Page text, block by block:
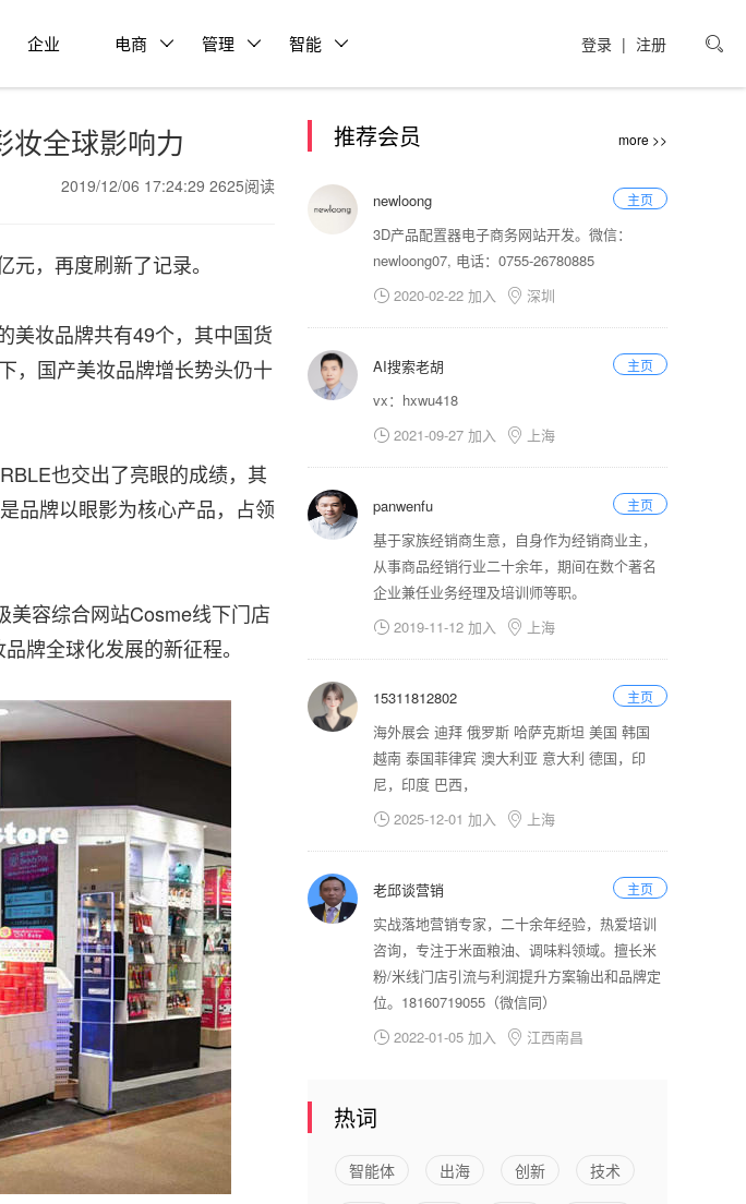

登录 | 注册
企业 电商 管理 智能
妆全球影响力
2019/12/06 17:24:29 2625阅读
，再度刷新了记录。
妆品牌共有49个，其中国货
，国产美妆品牌增长势头仍十
也交出了亮眼的成绩，其
品牌以眼影为核心产品，占领
容综合网站Cosme线下门店
牌全球化发展的新征程。
推荐会员 more >>
主页
newloong
3D产品配置器电子商务网站开发。微信：
newloong07, 电话：0755-26780885
 2020-02-22 加入  深圳
主页
AI搜索老胡
vx：hxwu418
 2021-09-27 加入  上海
主页
panwenfu
基于家族经销商生意，自身作为经销商业主，
从事商品经销行业二十余年，期间在数个著名
企业兼任业务经理及培训师等职。
 2019-11-12 加入  上海
主页
15311812802
海外展会 迪拜 俄罗斯 哈萨克斯坦 美国 韩国
越南 泰国菲律宾 澳大利亚 意大利 德国，印
尼，印度 巴西，
 2025-12-01 加入  上海
主页
老邱谈营销
实战落地营销专家，二十余年经验，热爱培训
咨询，专注于米面粮油、调味料领域。擅长米
粉/米线门店引流与利润提升方案输出和品牌定
位。18160719055（微信同）
 2022-01-05 加入  江西南昌
热词
智能体 出海 创新 技术